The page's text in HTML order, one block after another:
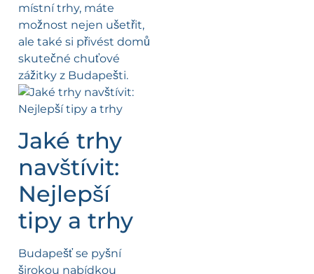
místní trhy, máte
možnost nejen ušetřit,
ale také si přivést domů
skutečné chuťové
zážitky z Budapešti.
Jaké trhy
navštívit:
Nejlepší
tipy a trhy
Budapešť se pyšní
širokou nabídkou